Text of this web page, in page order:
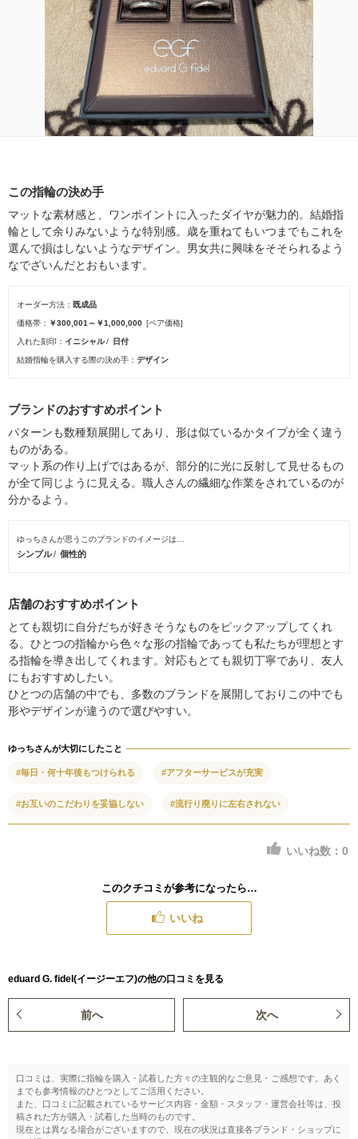
この指輪の決め手
マットな素材感と、ワンポイントに入ったダイヤが魅力的。結婚指
輪として余りみないような特別感。歳を重ねてもいつまでもこれを
選んで損はしないようなデザイン。男女共に興味をそそられるよう
なでざいんだとおもいます。
オーダー方法 既成品
価格帯 ￥300,001～￥1,000,000 [ペア価格]
入れた刻印 イニシャル 日付
結婚指輪を購入する際の決め手 デザイン
ブランドのおすすめポイント
パターンも数種類展開してあり、形は似ているかタイプが全く違う
ものがある。
マット系の作り上げではあるが、部分的に光に反射して見せるもの
が全て同じように見える。職人さんの繊細な作業をされているのが
分かるよう。
ゆっちさんが思うこのブランドのイメージは…
シンプル 個性的
店舗のおすすめポイント
とても親切に自分だちが好きそうなものをピックアップしてくれ
る。ひとつの指輪から色々な形の指輪であっても私たちが理想とす
る指輪を導き出してくれます。対応もとても親切丁寧であり、友人
にもおすすめしたい。
ひとつの店舗の中でも、多数のブランドを展開しておりこの中でも
形やデザインが違うので選びやすい。
ゆっちさんが大切にしたこと
#毎日・何十年後もつけられる #アフターサービスが充実
#お互いのこだわりを妥協しない #流行り廃りに左右されない
いいね数： 0
このクチコミが参考になったら…
いいね
eduard G. fidel(イージーエフ)の他の口コミを見る
前へ 次へ
口コミは、実際に指輪を購入・試着した方々の主観的なご意見・ご感想です。あく
までも参考情報のひとつとしてご活用ください。
また、口コミに記載されているサービス内容・金額・スタッフ・運営会社等は、投
稿された方が購入・試着した当時のものです。
現在とは異なる場合がございますので、現在の状況は直接各ブランド・ショップに